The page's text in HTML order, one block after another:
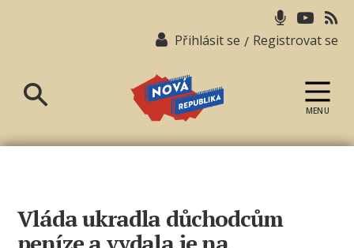
Přihlásit se / Registrovat se
republika
MENU
Vláda ukradla důchodcům